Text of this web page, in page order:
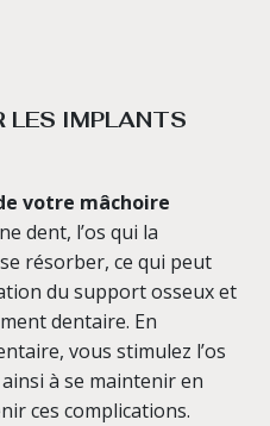
LES IMPLANTS
votre mâchoire
dent, l’os qui la
résorber, ce qui peut
du support osseux et
dentaire. En
vous stimulez l’os
à se maintenir en
ces complications.